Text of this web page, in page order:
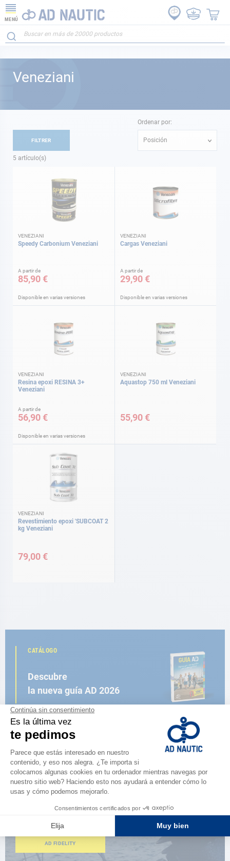
MENÚ
Veneziani
5 artículo(s)
Ordenar por:
Posición
VENEZIANI
Speedy Carbonium Veneziani
A partir de
85,90 €
Disponible en varias versiones
VENEZIANI
Cargas Veneziani
A partir de
29,90 €
Disponible en varias versiones
VENEZIANI
Resina epoxi RESINA 3+
Veneziani
A partir de
56,90 €
Disponible en varias versiones
VENEZIANI
Aquastop 750 ml Veneziani
55,90 €
VENEZIANI
Revestimiento epoxi 'SUBCOAT 2
kg Veneziani
79,00 €
FILTRER
CATÁLOGO
Descubre
la nueva guía AD 2026
NAVEGAR POR EL CATÁLOGO
ESPACIO FIDELIDAD
¿Eres apasionado?
Benefíciate de ventajas exclusivas
AD FIDELITY